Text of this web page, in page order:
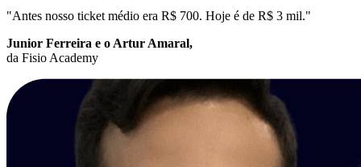
"Antes nosso ticket médio era R$ 700. Hoje é de R$ 3 mil."
Junior Ferreira e o Artur Amaral,
da Fisio Academy